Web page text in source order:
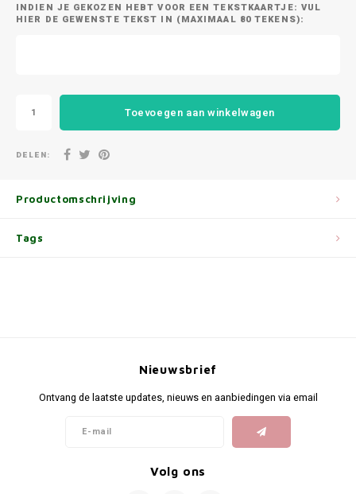
INDIEN JE GEKOZEN HEBT VOOR EEN TEKSTKAARTJE: VUL
HIER DE GEWENSTE TEKST IN (MAXIMAAL 80 TEKENS):
Toevoegen aan winkelwagen
DELEN:
Productomschrijving
Tags
Nieuwsbrief
Ontvang de laatste updates, nieuws en aanbiedingen via email
Volg ons